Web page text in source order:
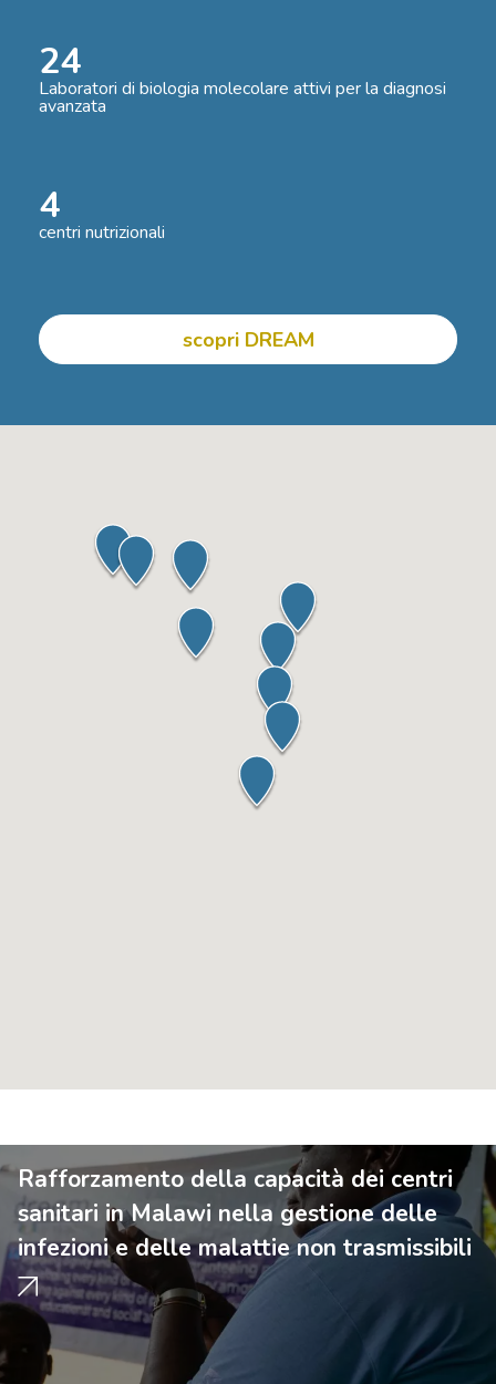
24
Laboratori di biologia molecolare attivi per la diagnosi
avanzata
4
centri nutrizionali
scopri DREAM
Rafforzamento della capacità dei centri
sanitari in Malawi nella gestione delle
infezioni e delle malattie non trasmissibili